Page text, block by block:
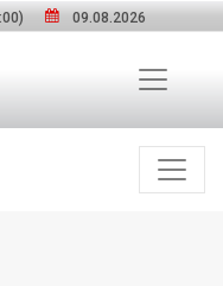
) 09.08.2026